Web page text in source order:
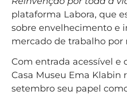
plataforma Labora, que
sobre envelhecimento e
mercado de trabalho por
Com entrada acessível e
Casa Museu Ema Klabin
setembro seu papel